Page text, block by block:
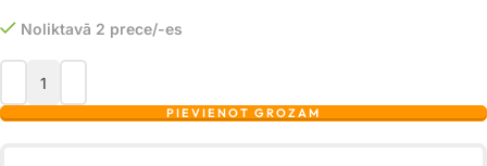
Noliktavā 2 prece/-es
PIEVIENOT GROZAM